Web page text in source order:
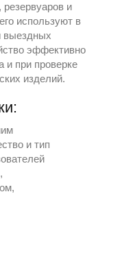
резервуаров и
используют в
выездных
эффективно
и при проверке
изделий.
и тип